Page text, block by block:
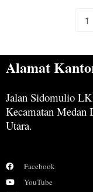
1
Alamat
Jalan Sidomulio
Kecamatan Medan
Utara.
Facebook
YouTube